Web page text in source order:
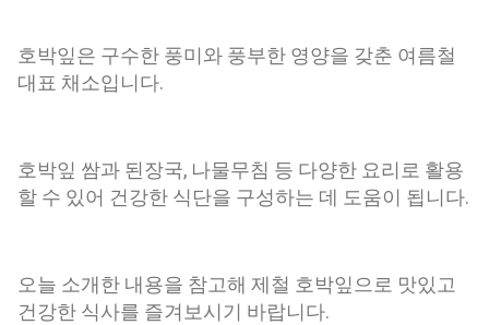
호박잎은 구수한 풍미와 풍부한 영양을 갖춘 여름철
대표 채소입니다.
호박잎 쌈과 된장국, 나물무침 등 다양한 요리로 활용
할 수 있어 건강한 식단을 구성하는 데 도움이 됩니다.
오늘 소개한 내용을 참고해 제철 호박잎으로 맛있고
건강한 식사를 즐겨보시기 바랍니다.